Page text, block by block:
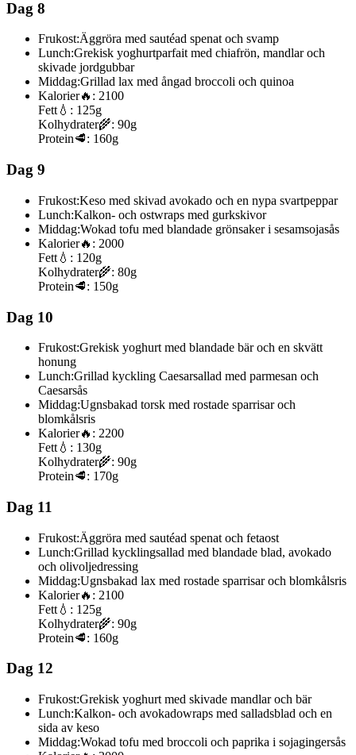
Dag 8
Frukost:Äggröra med sautéad spenat och svamp
Lunch:Grekisk yoghurtparfait med chiafrön, mandlar och
skivade jordgubbar
Middag:Grillad lax med ångad broccoli och quinoa
Kalorier🔥: 2100
Fett 💧: 125g
Kolhydrater🌾: 90g
Protein🥩: 160g
Dag 9
Frukost:Keso med skivad avokado och en nypa svartpeppar
Lunch:Kalkon- och ostwraps med gurkskivor
Middag:Wokad tofu med blandade grönsaker i sesamsojasås
Kalorier🔥: 2000
Fett 💧: 120g
Kolhydrater🌾: 80g
Protein🥩: 150g
Dag 10
Frukost:Grekisk yoghurt med blandade bär och en skvätt
honung
Lunch:Grillad kyckling Caesarsallad med parmesan och
Caesarsås
Middag:Ugnsbakad torsk med rostade sparrisar och
blomkålsris
Kalorier🔥: 2200
Fett 💧: 130g
Kolhydrater🌾: 90g
Protein🥩: 170g
Dag 11
Frukost:Äggröra med sautéad spenat och fetaost
Lunch:Grillad kycklingsallad med blandade blad, avokado
och olivoljedressing
Middag:Ugnsbakad lax med rostade sparrisar och blomkålsris
Kalorier🔥: 2100
Fett 💧: 125g
Kolhydrater🌾: 90g
Protein🥩: 160g
Dag 12
Frukost:Grekisk yoghurt med skivade mandlar och bär
Lunch:Kalkon- och avokadowraps med salladsblad och en
sida av keso
Middag:Wokad tofu med broccoli och paprika i sojagingersås